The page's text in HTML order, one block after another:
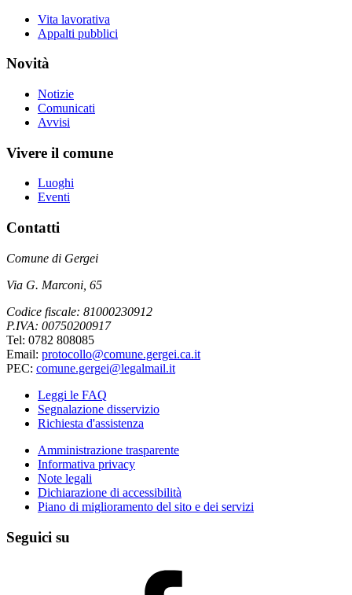
Vita lavorativa
Appalti pubblici
Novità
Notizie
Comunicati
Avvisi
Vivere il comune
Luoghi
Eventi
Contatti
Comune di Gergei
Via G. Marconi, 65
Codice fiscale: 81000230912
P.IVA: 00750200917
Tel: 0782 808085
Email: protocollo@comune.gergei.ca.it
PEC: comune.gergei@legalmail.it
Leggi le FAQ
Segnalazione disservizio
Richiesta d'assistenza
Amministrazione trasparente
Informativa privacy
Note legali
Dichiarazione di accessibilità
Piano di miglioramento del sito e dei servizi
Seguici su